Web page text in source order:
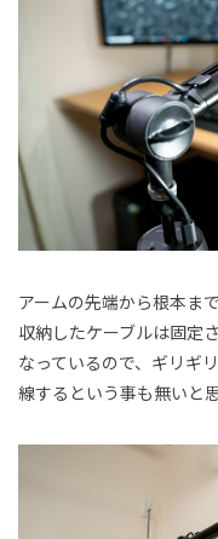
アームの先端から根本ま
収納したケーブルは固定
なっているので、ギリギ
線するという事も無いと思